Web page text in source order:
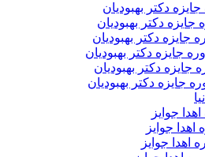
دکتر بهبودیان
دکتر بهبودیان
دکتر بهبودیان
جایزه دکتر بهبودیان
جایزه دکتر بهبودیان
جایزه دکتر بهبودیان
جوایز
جوایز
جوایز